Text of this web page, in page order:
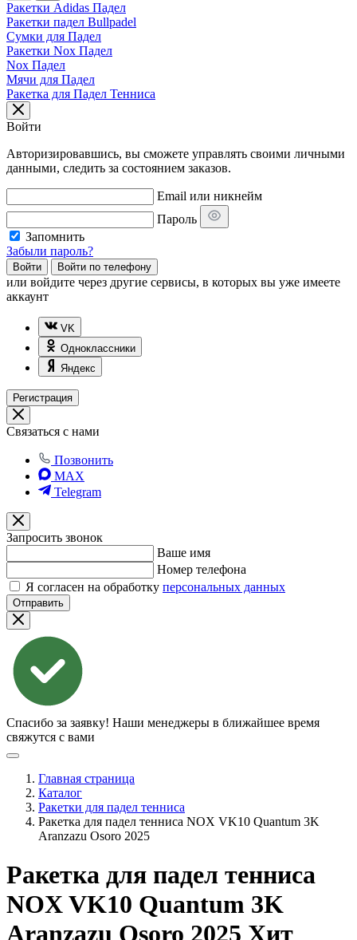
Ракетки Adidas Падел
Ракетки падел Bullpadel
Сумки для Падел
Ракетки Nox Падел
Nox Падел
Мячи для Падел
Ракетка для Падел Тенниса
Войти
Авторизировавшись, вы сможете управлять своими личными
данными, следить за состоянием заказов.
Email или никнейм
Пароль
Запомнить
Забыли пароль?
Войти Войти по телефону
или войдите через другие сервисы, в которых вы уже имеете
аккаунт
VK
Одноклассники
Яндекс
Регистрация
Связаться с нами
Позвонить
MAX
Telegram
Запросить звонок
Ваше имя
Номер телефона
Я согласен на обработку персональных данных
Отправить
Спасибо за заявку! Наши менеджеры в ближайшее время
свяжутся с вами
Главная страница
Каталог
Ракетки для падел тенниса
Ракетка для падел тенниса NOX VK10 Quantum 3K
Aranzazu Osoro 2025
Ракетка для падел тенниса
NOX VK10 Quantum 3K
Aranzazu Osoro 2025 Хит